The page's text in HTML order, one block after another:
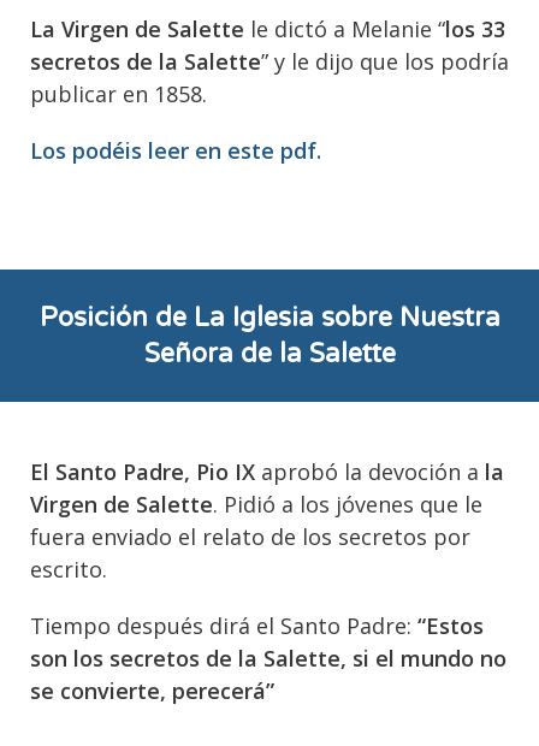
La Virgen de Salette le dictó a Melanie “los 33
secretos de la Salette” y le dijo que los podría
publicar en 1858.
Los podéis leer en este pdf.
Posición de La Iglesia sobre Nuestra
Señora de la Salette
El Santo Padre, Pio IX aprobó la devoción a la
Virgen de Salette. Pidió a los jóvenes que le
fuera enviado el relato de los secretos por
escrito.
Tiempo después dirá el Santo Padre: “Estos
son los secretos de la Salette, si el mundo no
se convierte, perecerá”